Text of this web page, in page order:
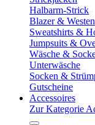
Halbarm-Strick
Blazer & Westen
Sweatshirts &
Jumpsuits &
Wäsche &
Unterwäsche
Socken &
Gutscheine
Accessoires
Zur Kategorie